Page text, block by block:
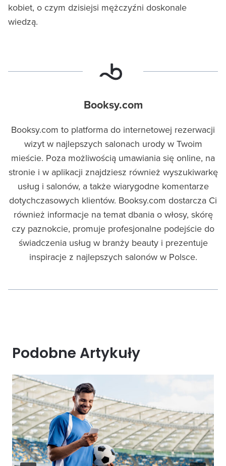
kobiet, o czym dzisiejsi mężczyźni doskonale
wiedzą.
Booksy.com
Booksy.com to platforma do internetowej rezerwacji
wizyt w najlepszych salonach urody w Twoim
mieście. Poza możliwością umawiania się online, na
stronie i w aplikacji znajdziesz również wyszukiwarkę
usług i salonów, a także wiarygodne komentarze
dotychczasowych klientów. Booksy.com dostarcza Ci
również informacje na temat dbania o włosy, skórę
czy paznokcie, promuje profesjonalne podejście do
świadczenia usług w branży beauty i prezentuje
inspiracje z najlepszych salonów w Polsce.
Podobne Artykuły